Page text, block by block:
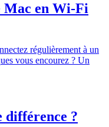
Mac en Wi-Fi
régulièrement à un
vous encourez ? Un
différence ?